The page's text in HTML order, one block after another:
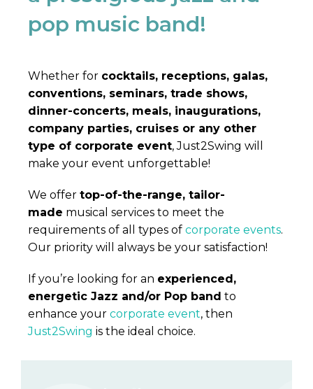
pop music band!
Whether for cocktails, receptions, galas,
conventions, seminars, trade shows,
dinner-concerts, meals, inaugurations,
company parties, cruises or any other
type of corporate event, Just2Swing will
make your event unforgettable!
We offer top-of-the-range, tailor-
made musical services to meet the
requirements of all types of corporate events.
Our priority will always be your satisfaction!
If you’re looking for an experienced,
energetic Jazz and/or Pop band to
enhance your corporate event, then
Just2Swing is the ideal choice.